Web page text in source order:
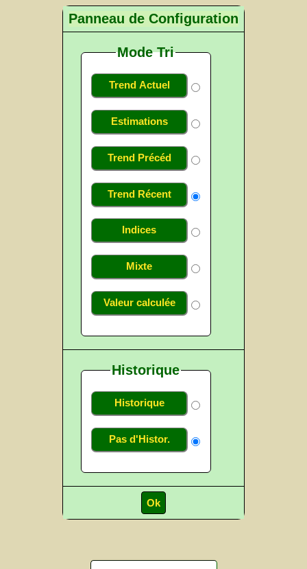
Panneau de Configuration
Mode Tri
Trend Actuel
Estimations
Trend Précéd
Trend Récent
Indices
Mixte
Valeur calculée
Historique
Historique
Pas d'Histor.